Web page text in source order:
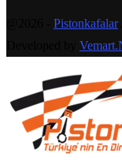
Pistonkafalar